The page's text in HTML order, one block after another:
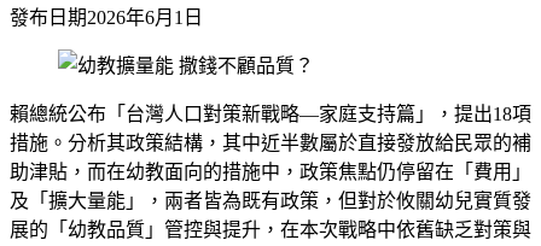
發布日期2026年6月1日
賴總統公布「台灣人口對策新戰略—家庭支持篇」，提出18項
措施。分析其政策結構，其中近半數屬於直接發放給民眾的補
助津貼，而在幼教面向的措施中，政策焦點仍停留在「費用」
及「擴大量能」，兩者皆為既有政策，但對於攸關幼兒實質發
展的「幼教品質」管控與提升，在本次戰略中依舊缺乏對策與